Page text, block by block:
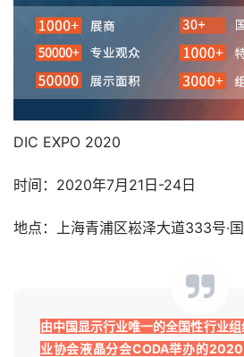
DIC EXPO 2020
时间：2020年7月21日-24日
地点：上海青浦区崧泽大道333号·
由中国显示行业唯一的全国性行业
业协会液晶分会CODA举办的